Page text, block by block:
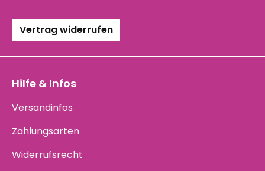
Vertrag widerrufen
Hilfe & Infos
Versandinfos
Zahlungsarten
Widerrufsrecht